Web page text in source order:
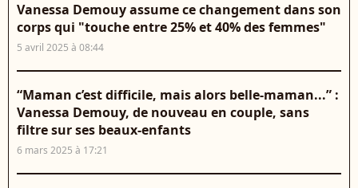
Vanessa Demouy assume ce changement dans son
corps qui "touche entre 25% et 40% des femmes"
5 avril 2025 à 08:44
“Maman c’est difficile, mais alors belle-maman...” :
Vanessa Demouy, de nouveau en couple, sans
filtre sur ses beaux-enfants
6 mars 2025 à 17:21